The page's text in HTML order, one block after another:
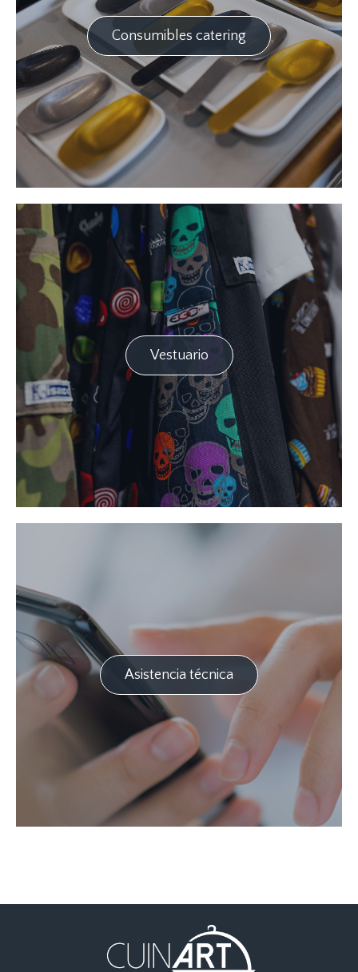
Consumibles catering
Vestuario
Asistencia técnica